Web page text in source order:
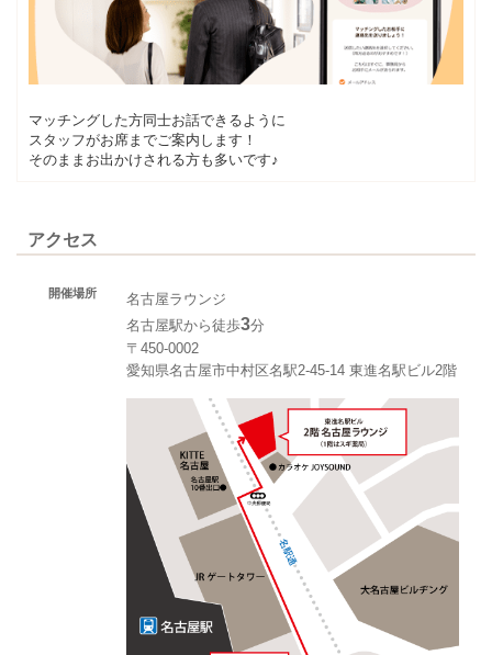
マッチングした方同士お話できるように
スタッフがお席までご案内します！
そのままお出かけされる方も多いです♪
アクセス
開催場所
名古屋ラウンジ
名古屋駅から徒歩3分
〒450-0002
愛知県名古屋市中村区名駅2-45-14 東進名駅ビル2階